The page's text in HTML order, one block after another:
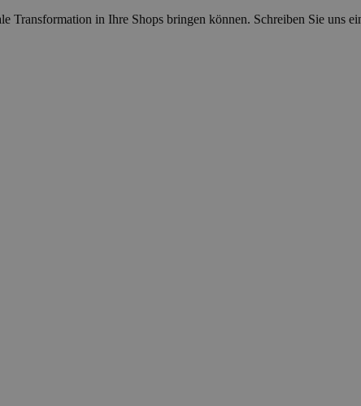
Transformation in Ihre Shops bringen können. Schreiben Sie uns